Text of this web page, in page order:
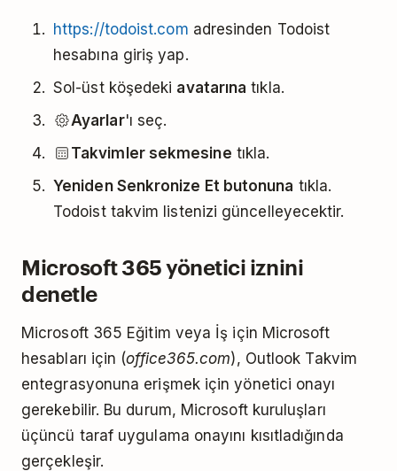
https://todoist.com adresinden Todoist
hesabına giriş yap.
Sol-üst köşedeki avatarına tıkla.
Ayarlar'ı seç.
Takvimler sekmesine tıkla.
Yeniden Senkronize Et butonuna tıkla.
Todoist takvim listenizi güncelleyecektir.
Microsoft 365 yönetici iznini
denetle
Microsoft 365 Eğitim veya İş için Microsoft
hesabları için (office365.com), Outlook Takvim
entegrasyonuna erişmek için yönetici onayı
gerekebilir. Bu durum, Microsoft kuruluşları
üçüncü taraf uygulama onayını kısıtladığında
gerçekleşir.